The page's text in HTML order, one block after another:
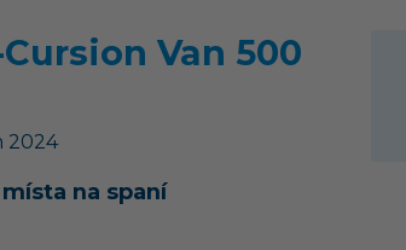
Van 500
2024
místa na spaní